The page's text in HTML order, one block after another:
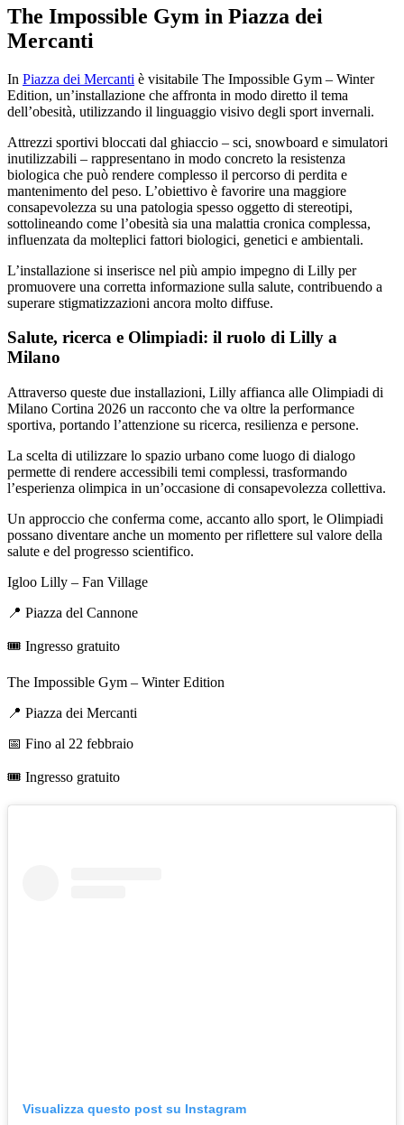
The Impossible Gym in Piazza dei
Mercanti
In Piazza dei Mercanti è visitabile The Impossible Gym – Winter
Edition, un’installazione che affronta in modo diretto il tema
dell’obesità, utilizzando il linguaggio visivo degli sport invernali.
Attrezzi sportivi bloccati dal ghiaccio – sci, snowboard e simulatori
inutilizzabili – rappresentano in modo concreto la resistenza
biologica che può rendere complesso il percorso di perdita e
mantenimento del peso. L’obiettivo è favorire una maggiore
consapevolezza su una patologia spesso oggetto di stereotipi,
sottolineando come l’obesità sia una malattia cronica complessa,
influenzata da molteplici fattori biologici, genetici e ambientali.
L’installazione si inserisce nel più ampio impegno di Lilly per
promuovere una corretta informazione sulla salute, contribuendo a
superare stigmatizzazioni ancora molto diffuse.
Salute, ricerca e Olimpiadi: il ruolo di Lilly a
Milano
Attraverso queste due installazioni, Lilly affianca alle Olimpiadi di
Milano Cortina 2026 un racconto che va oltre la performance
sportiva, portando l’attenzione su ricerca, resilienza e persone.
La scelta di utilizzare lo spazio urbano come luogo di dialogo
permette di rendere accessibili temi complessi, trasformando
l’esperienza olimpica in un’occasione di consapevolezza collettiva.
Un approccio che conferma come, accanto allo sport, le Olimpiadi
possano diventare anche un momento per riflettere sul valore della
salute e del progresso scientifico.
Igloo Lilly – Fan Village
📍 Piazza del Cannone
🎟 ️ Ingresso gratuito
The Impossible Gym – Winter Edition
📍 Piazza dei Mercanti
📅 Fino al 22 febbraio
🎟 ️ Ingresso gratuito
Visualizza questo post su Instagram